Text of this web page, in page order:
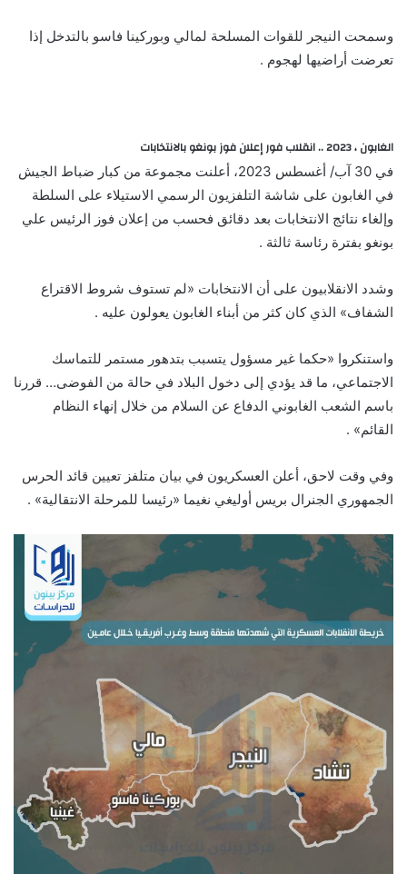
وسمحت النيجر للقوات المسلحة لمالي وبوركينا فاسو بالتدخل إذا
تعرضت أراضيها لهجوم .
الغابون ، 2023 .. انقلاب فور إعلان فوز بونغو بالانتخابات
في 30 آب/ أغسطس 2023، أعلنت مجموعة من كبار ضباط الجيش
في الغابون على شاشة التلفزيون الرسمي الاستيلاء على السلطة
وإلغاء نتائج الانتخابات بعد دقائق فحسب من إعلان فوز الرئيس علي
بونغو بفترة رئاسة ثالثة .
وشدد الانقلابيون على أن الانتخابات «لم تستوف شروط الاقتراع
الشفاف» الذي كان كثر من أبناء الغابون يعولون عليه .
واستنكروا «حكما غير مسؤول يتسبب بتدهور مستمر للتماسك
الاجتماعي، ما قد يؤدي إلى دخول البلاد في حالة من الفوضى… قررنا
باسم الشعب الغابوني الدفاع عن السلام من خلال إنهاء النظام
القائم» .
وفي وقت لاحق، أعلن العسكريون في بيان متلفز تعيين قائد الحرس
الجمهوري الجنرال بريس أوليغي نغيما «رئيسا للمرحلة الانتقالية» .